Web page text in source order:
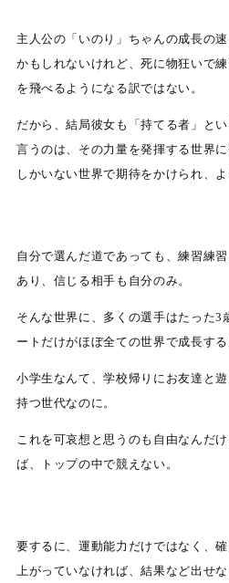
主人公の「いのり」ちゃんの成長の
かもしれないけれど、死に物狂いで
を飛べるようになる訳ではない。
だから、結局彼女も「持てる者」と
言うのは、その力量を発揮する世界
しかいない世界で期待をかけられ、
自分で選んだ道であっても、練習練
あり、信じる相手も自分のみ。
そんな世界に、多くの選手はたった3
ートだけがほぼ全ての世界で成長する
小学生なんて、学校帰りにお友達と
持つ世代なのに。
これを可哀想と思うのも自由なんだ
ば、トップの中で競えない。
要するに、運動能力だけではなく、
上がっていなければ、結果など出せな